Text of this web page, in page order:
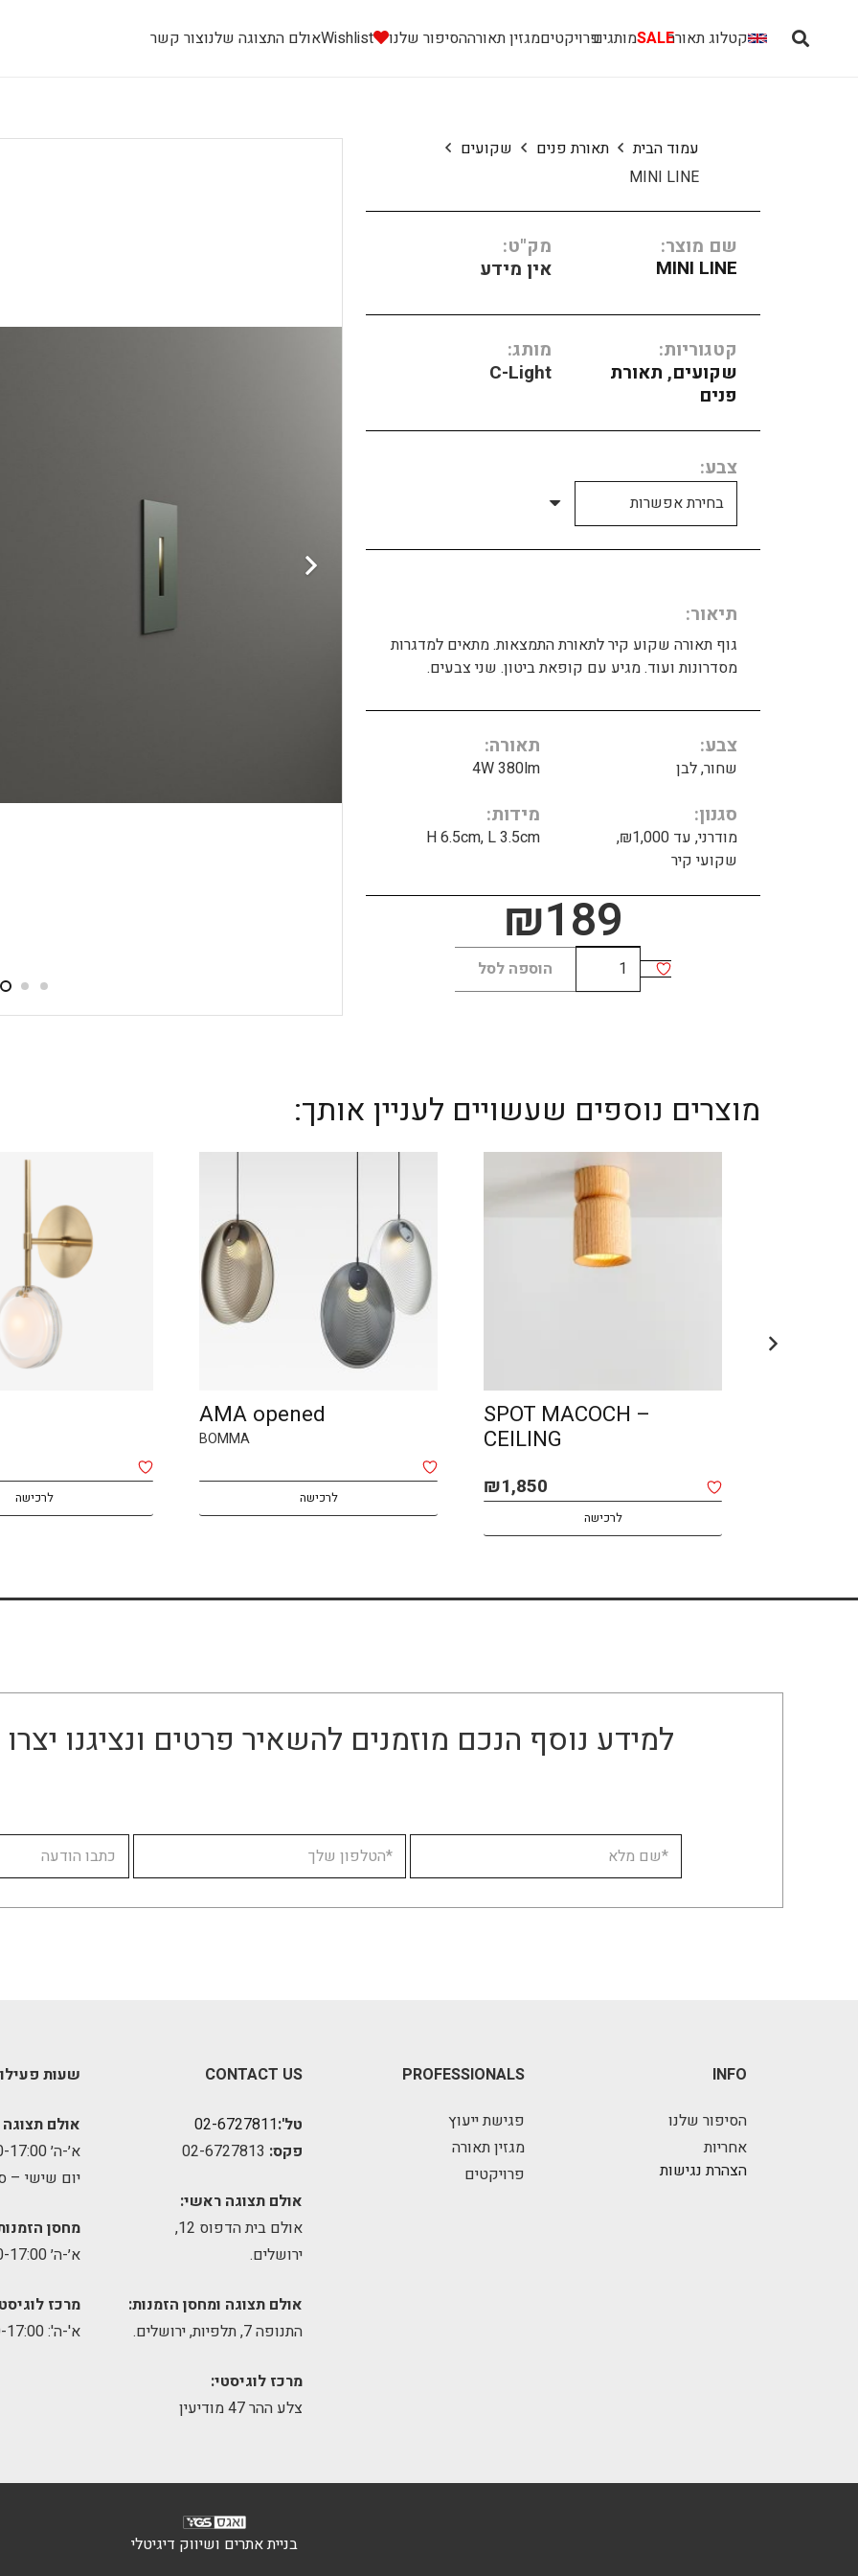
קטלוג תאורהSALEמותגיםפרויקטיםמגזין תאורההסיפור שלנו Wishlistאולם התצוגה שלנוצור קשר
עמוד הבית תאורת פנים
שקועים
MINI LINE
שם מוצר:
MINI LINE
מק"ט:
אין מידע
קטגוריות:
שקועים, תאורת
פנים
מותג:
C-Light
צבע
תיאור
גוף תאורה שקוע קיר לתאורת התמצאות. מתאים למדגרות
מסדרונות ועוד. מגיע עם קופאת ביטון. שני צבעים.
צבע
שחור, לבן
תאורה
4W 380lm
סגנון
מודרני, עד ₪1,000,
שקועי קיר
מידות
H 6.5cm, L 3.5cm
₪189
כמות
של
הוספה לסל
מוצרים נוספים שעשויים לעניין אותך:
AMA opened
BOMMA
לרכישה
LENS
Booma
לרכישה לרכישה
למידע נוסף הנכם מוזמנים להשאיר פרטים ונציגנו
INFO
הסיפור שלנו
אחריות
הצהרת נגישות
PROFESSIONALS
פגישת ייעוץ
מגזין תאורה
פרויקטים
CONTACT US
טל':02-6727811
פקס:
אולם תצוגה ראשי:
אולם בית הדפוס 12,
ירושלים.
אולם תצוגה ומחסן הזמנות:
התנופה 7, תלפיות, ירושלים.
מרכז לוגיסטי:
צלע ההר 47 מודיעין
שעות
אולם
א׳-ה׳ 09:00-17:00
יום שישי –
מחסן
א׳-ה׳ 09:00-17:00
מרכז
א'-ה': 8:00-17:00
בניית אתרים ושיווק דיגיטלי